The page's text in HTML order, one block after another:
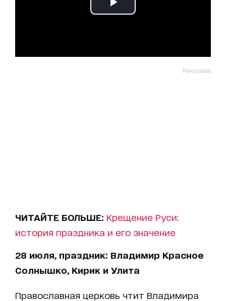
Реклама
ЧИТАЙТЕ БОЛЬШЕ: Крещение Руси:
история праздника и его значение
28 июля, праздник: Владимир Красное
Солнышко, Кирик и Улита
Православная церковь чтит Владимира